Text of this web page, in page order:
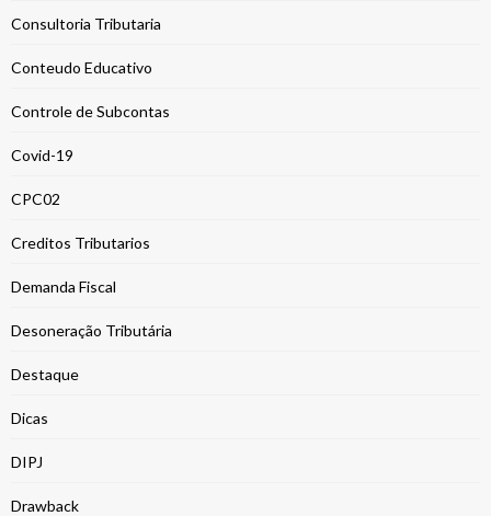
Consultoria Tributaria
Conteudo Educativo
Controle de Subcontas
Covid-19
CPC02
Creditos Tributarios
Demanda Fiscal
Desoneração Tributária
Destaque
Dicas
DIPJ
Drawback